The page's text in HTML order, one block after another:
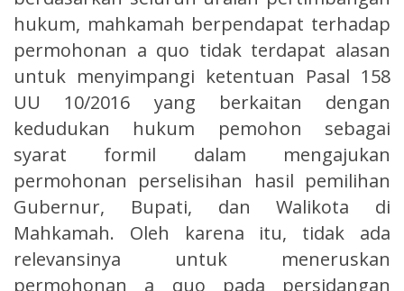
hukum, mahkamah berpendapat terhadap
permohonan a quo tidak terdapat alasan
untuk menyimpangi ketentuan Pasal 158
UU 10/2016 yang berkaitan dengan
kedudukan hukum pemohon sebagai
syarat formil dalam mengajukan
permohonan perselisihan hasil pemilihan
Gubernur, Bupati, dan Walikota di
Mahkamah. Oleh karena itu, tidak ada
relevansinya untuk meneruskan
permohonan a quo pada persidangan